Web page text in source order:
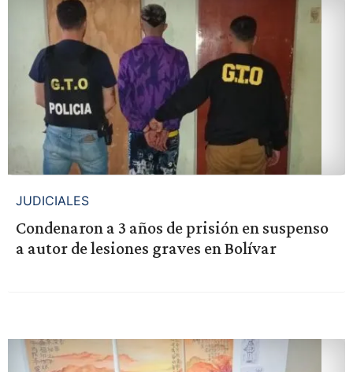
JUDICIALES
Condenaron a 3 años de prisión en suspenso
a autor de lesiones graves en Bolívar